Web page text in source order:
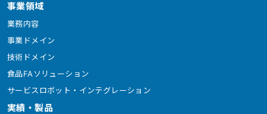
事業領域
業務内容
事業ドメイン
技術ドメイン
食品FAソリューション
サービスロボット・インテグレーション
実績・製品